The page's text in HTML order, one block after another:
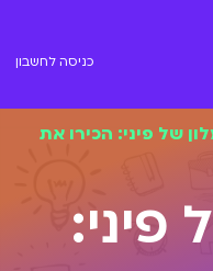
כניסה לחשבון
של פיני: הכירו את
פיני: